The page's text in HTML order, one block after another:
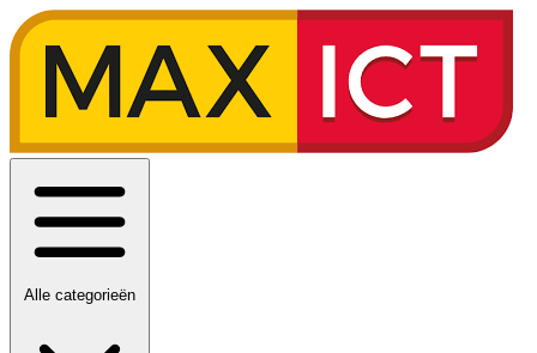
Alle categorieën